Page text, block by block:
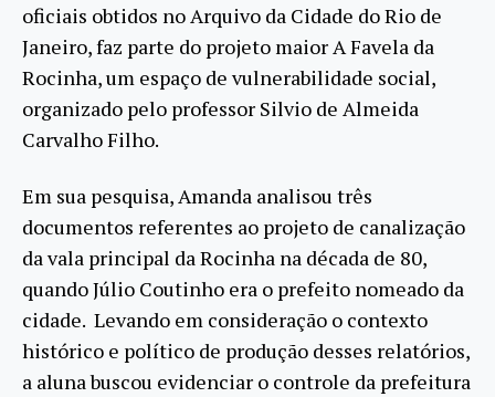
oficiais obtidos no Arquivo da Cidade do Rio de
Janeiro, faz parte do projeto maior A Favela da
Rocinha, um espaço de vulnerabilidade social,
organizado pelo professor Silvio de Almeida
Carvalho Filho.
Em sua pesquisa, Amanda analisou três
documentos referentes ao projeto de canalização
da vala principal da Rocinha na década de 80,
quando Júlio Coutinho era o prefeito nomeado da
cidade. Levando em consideração o contexto
histórico e político de produção desses relatórios,
a aluna buscou evidenciar o controle da prefeitura